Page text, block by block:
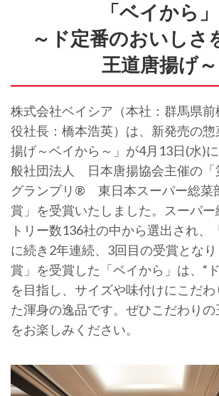
「ベイから」
～ド定番のおいしさ
王道唐揚げ～
株式会社ベイシア（本社：群馬県
役社長：橋本浩英）は、新発売の
揚げ～ベイから～」が4月13日(水)
般社団法人 日本唐揚協会主催の「
グランプリ® 東日本スーパー総菜
賞」を受賞いたしました。スーパ
トリー数136社の中から選出され、
に続き2年連続、3回目の受賞とな
賞」を受賞した「ベイから」は、“
を目指し、サイズや味付けにこだ
た渾身の逸品です。ぜひこだわりの
をお楽しみください。